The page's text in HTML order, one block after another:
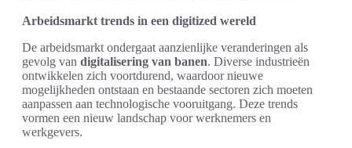
Arbeidsmarkt trends in een digitized wereld
De arbeidsmarkt ondergaat aanzienlijke veranderingen als
gevolg van digitalisering van banen. Diverse industrieën
ontwikkelen zich voortdurend, waardoor nieuwe
mogelijkheden ontstaan en bestaande sectoren zich moeten
aanpassen aan technologische vooruitgang. Deze trends
vormen een nieuw landschap voor werknemers en
werkgevers.